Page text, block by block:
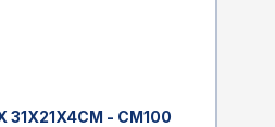
31X21X4CM - CM100